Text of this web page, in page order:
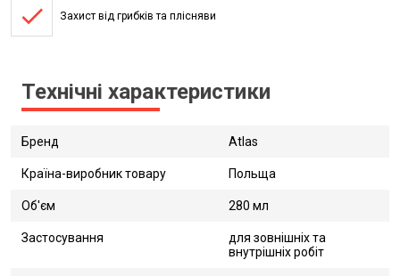
done Захист від грибків та плісняви
Технічні характеристики
Бренд Atlas
Країна-виробник товару Польща
Об'єм 280 мл
Застосування
для зовнішніх та
внутрішніх робіт